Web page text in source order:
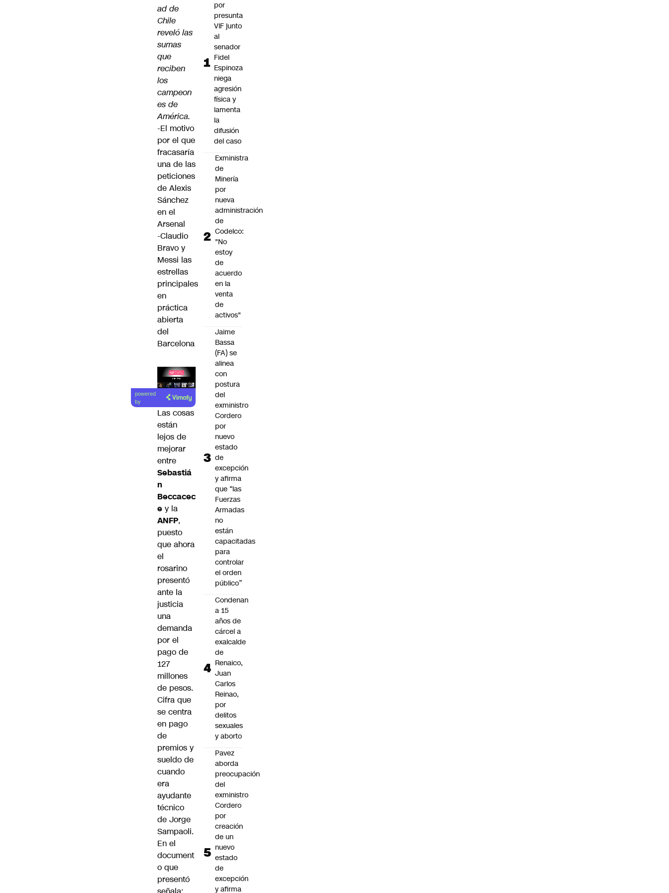
ad de
Chile
reveló las
sumas
que
reciben
los
campeon
es de
América.
-El motivo
por el que
fracasaría
una de las
peticiones
de Alexis
Sánchez
en el
Arsenal
-Claudio
Bravo y
Messi las
estrellas
principales
en
práctica
abierta
del
Barcelona
Lea el
artículo
powered
by
Las cosas
están
lejos de
mejorar
entre
Sebastiá
n
Beccacec
e y la
ANFP,
puesto
que ahora
el
rosarino
presentó
ante la
justicia
una
demanda
por el
pago de
127
millones
de pesos.
Cifra que
se centra
en pago
de
premios y
sueldo de
cuando
era
ayudante
técnico
de Jorge
Sampaoli.
En el
document
o que
presentó
por
presunta
VIF junto
al
senador
Fidel
Espinoza
niega
agresión
física y
lamenta
la
difusión
del caso
Exministra
de
Minería
por
nueva
administración
de
Codelco:
"No
estoy
de
acuerdo
en la
venta
de
activos"
Jaime
Bassa
(FA) se
alinea
con
postura
del
exministro
Cordero
por
nuevo
estado
de
excepción
y afirma
que “las
Fuerzas
Armadas
no
están
capacitadas
para
controlar
el orden
público”
Condenan
a 15
años de
cárcel a
exalcalde
de
Renaico,
Juan
Carlos
Reinao,
por
delitos
sexuales
y aborto
Pavez
aborda
preocupación
del
exministro
Cordero
por
creación
de un
nuevo
estado
de
excepción
y afirma